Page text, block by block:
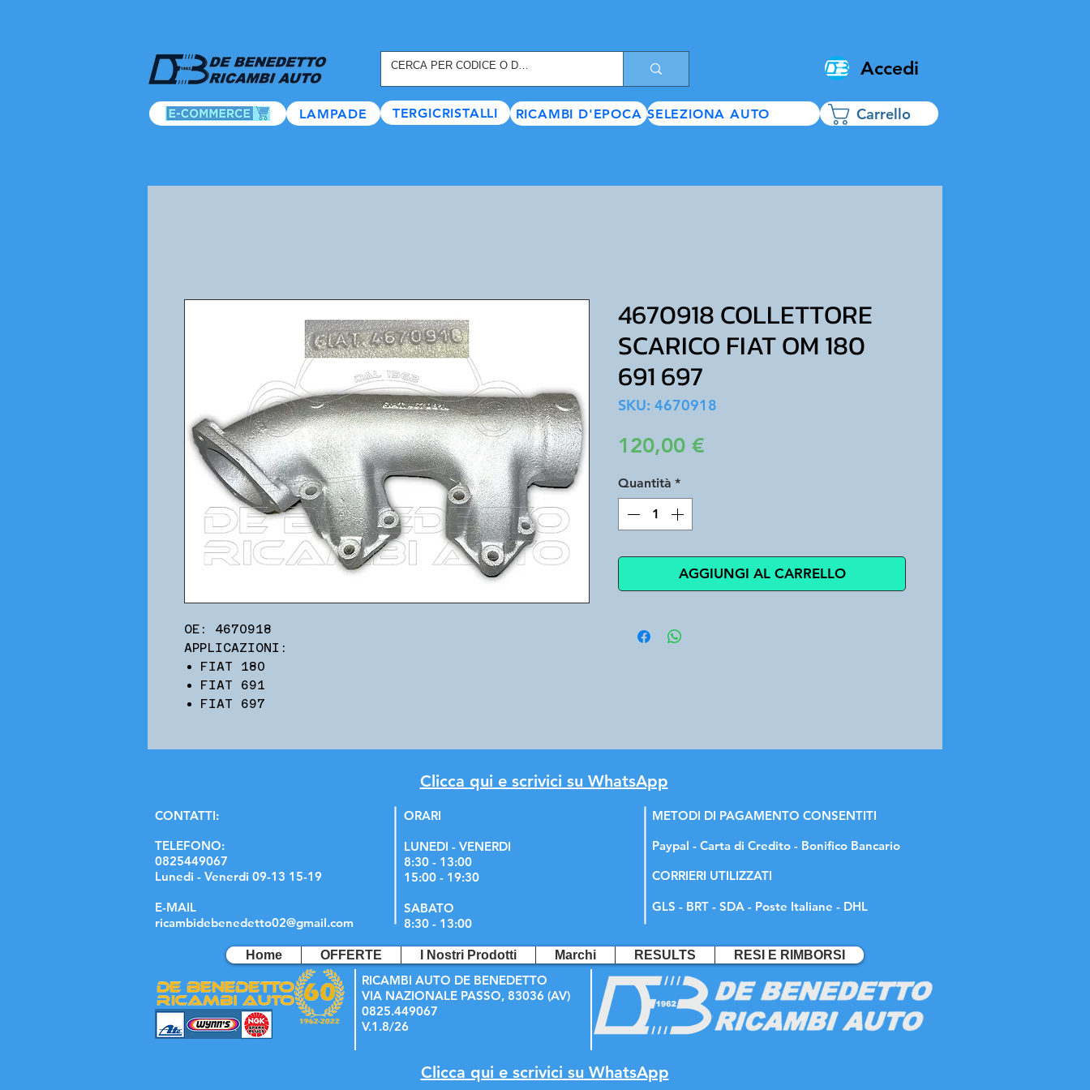
LAMPADE TERGICRISTALLI RICAMBI D'EPOCA SELEZIONA AUTO
Accedi
Carrello
OE: 4670918
APPLICAZIONI:
FIAT 180
FIAT 691
FIAT 697
4670918 COLLETTORE
SCARICO FIAT OM 180
691 697
SKU: 4670918
120,00 €
Quantità *
AGGIUNGI AL CARRELLO
Clicca qui e scrivici su WhatsApp
CONTATTI:
TELEFONO:
0825449067
Lunedi - Venerdi 09-13 15-19
E-MAIL
ricambidebenedetto02@gmail.com
ORARI
LUNEDI - VENERDI
8:30 - 13:00
15:00 - 19:30
SABATO
8:30 - 13:00
METODI DI PAGAMENTO CONSENTITI
Paypal - Carta di Credito - Bonifico Bancario
CORRIERI UTILIZZATI
GLS - BRT - SDA - Poste Italiane - DHL
Home OFFERTE I Nostri Prodotti Marchi RESULTS RESI E RIMBORSI
RICAMBI AUTO DE BENEDETTO
VIA NAZIONALE PASSO, 83036 (AV)
0825.449067
V.1.8/26
Clicca qui e scrivici su WhatsApp